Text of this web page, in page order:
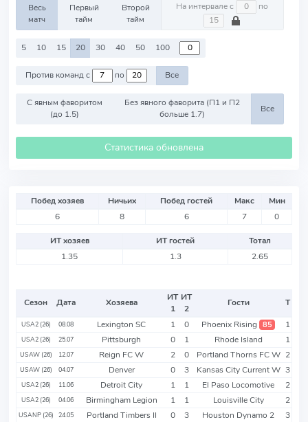
Весь
матч
Первый
тайм
Второй
тайм
На интервале с по
5 10 15 20 30 40 50 100
Против команд с по Все
С явным фаворитом
(до 1.5)
Без явного фаворита (П1 и П2
больше 1.7)
Все
Статистика обновлена
Побед хозяев Ничьих Побед гостей Макс
Мин
6
8 6 7 0
ИТ хозяев ИТ гостей
Тотал
1.35
1.3 2.65
Сезон Дата Хозяева
ИТ
1
ИТ
2
Гости Т
USA2 (26) 08.08 Lexington SC 1 0 Phoenix Rising 85 1
USA2 (26) 25.07 Pittsburgh 0 1 Rhode Island 1
USAW (26) 12.07 Reign FC W 2 0 Portland Thorns FC W 2
USAW (26) 04.07 Denver 0 3 Kansas City Current W 3
USA2 (26) 11.06 Detroit City 1 1 El Paso Locomotive 2
USA2 (26) 04.06 Birmingham Legion 1 1 Louisville City 2
USANP (26) 24.05 Portland Timbers II 0 3 Houston Dynamo 2 3